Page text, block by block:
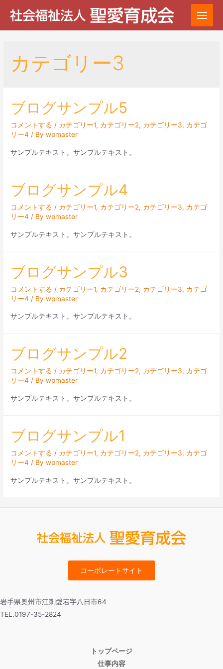
を
Main
カテゴリー3
ブログサンプル5
コメントする / カテゴリー1, カテゴリー2, カテゴリー3, カテゴ
リー4 / Bywpmaster
サンプルテキスト。サンプルテキスト。
ブログサンプル4
コメントする / カテゴリー1, カテゴリー2, カテゴリー3, カテゴ
リー4 / Bywpmaster
サンプルテキスト。サンプルテキスト。
ブログサンプル3
コメントする / カテゴリー1, カテゴリー2, カテゴリー3, カテゴ
リー4 / Bywpmaster
サンプルテキスト。サンプルテキスト。
ブログサンプル2
コメントする / カテゴリー1, カテゴリー2, カテゴリー3, カテゴ
リー4 / Bywpmaster
サンプルテキスト。サンプルテキスト。
ブログサンプル1
コメントする / カテゴリー1, カテゴリー2, カテゴリー3, カテゴ
リー4 / Bywpmaster
サンプルテキスト。サンプルテキスト。
コーポレートサイト
岩手県奥州市江刺愛宕字八日市64
TEL.0197-35-2824
トップページ
仕事内容